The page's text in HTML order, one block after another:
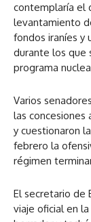
contemplaría el
levantamiento
fondos iraníes y
durante los que
programa
Varios
las concesiones
y cuestionaron
febrero la
régimen
El secretario de
viaje oficial en